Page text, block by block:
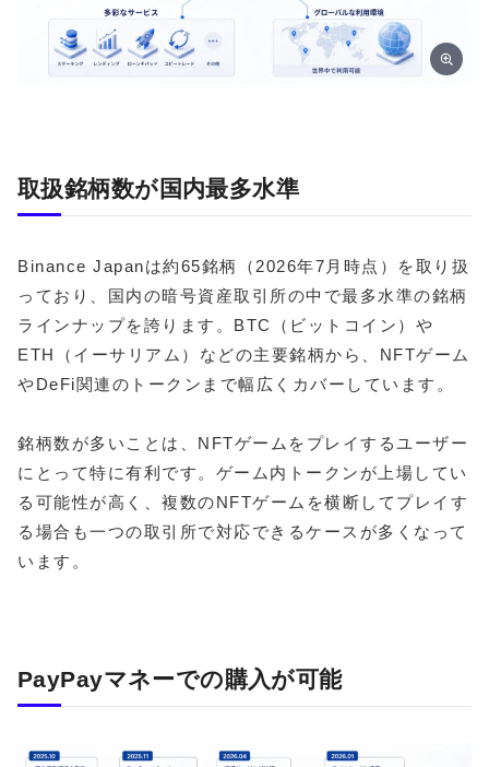
取扱銘柄数が国内最多水準
Binance Japanは約65銘柄（2026年7月時点）を取り扱
っており、国内の暗号資産取引所の中で最多水準の銘柄
ラインナップを誇ります。BTC（ビットコイン）や
ETH（イーサリアム）などの主要銘柄から、NFTゲーム
やDeFi関連のトークンまで幅広くカバーしています。
銘柄数が多いことは、NFTゲームをプレイするユーザー
にとって特に有利です。ゲーム内トークンが上場してい
る可能性が高く、複数のNFTゲームを横断してプレイす
る場合も一つの取引所で対応できるケースが多くなって
います。
PayPayマネーでの購入が可能